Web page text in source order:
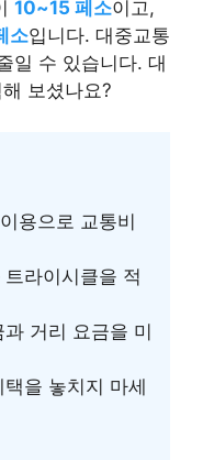
10~15 페소이고,
소입니다. 대중교통
일 수 있습니다. 대
보셨나요?
용으로 교통비
라이시클을 적
거리 요금을 미
을 놓치지 마세